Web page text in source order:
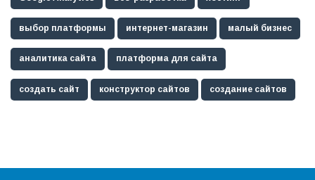
выбор платформы интернет-магазин малый бизнес
аналитика сайта платформа для сайта
создать сайт конструктор сайтов создание сайтов